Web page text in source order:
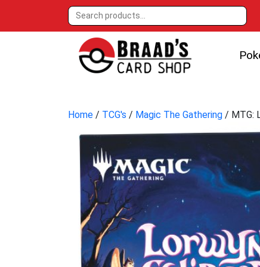
Home / TCG's / Magic The Gathering / MTG: